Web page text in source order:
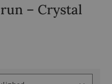
– Crystal